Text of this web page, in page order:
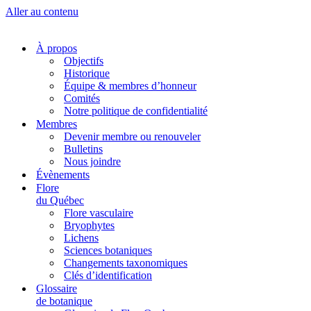
Aller au contenu
À propos
Objectifs
Historique
Équipe & membres d’honneur
Comités
Notre politique de confidentialité
Membres
Devenir membre ou renouveler
Bulletins
Nous joindre
Évènements
Flore
du Québec
Flore vasculaire
Bryophytes
Lichens
Sciences botaniques
Changements taxonomiques
Clés d’identification
Glossaire
de botanique